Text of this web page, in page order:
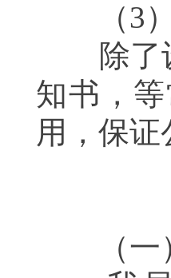
（3
除了设
知书，
用，保
（一